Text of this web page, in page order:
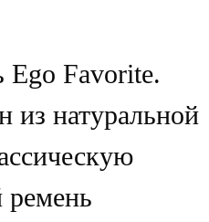
Favorite.
из натуральной